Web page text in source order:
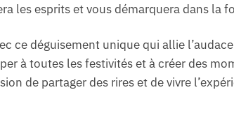
les esprits et vous démarquera dans la
ce déguisement unique qui allie
à toutes les festivités et à créer des
de partager des rires et de vivre